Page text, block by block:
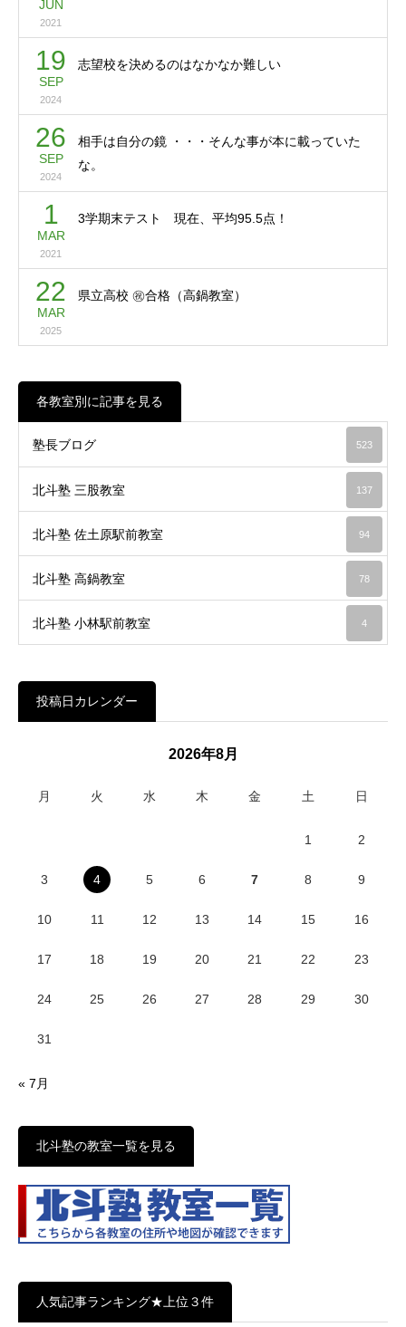
JUN
2021
19
SEP
2024
志望校を決めるのはなかなか難しい
26
SEP
2024
相手は自分の鏡 ・・・そんな事が本に載っていた
な。
1
MAR
2021
3学期末テスト 現在、平均95.5点！
22
MAR
2025
県立高校 ㊗合格（高鍋教室）
各教室別に記事を見る
塾長ブログ 523
北斗塾 三股教室 137
北斗塾 佐土原駅前教室 94
北斗塾 高鍋教室 78
北斗塾 小林駅前教室 4
投稿日カレンダー
2026年8月
月 火 水 木 金 土 日
1 2
3 4 5 6 7 8 9
10 11 12 13 14 15 16
17 18 19 20 21 22 23
24 25 26 27 28 29 30
31
« 7月
北斗塾の教室一覧を見る
人気記事ランキング★上位３件